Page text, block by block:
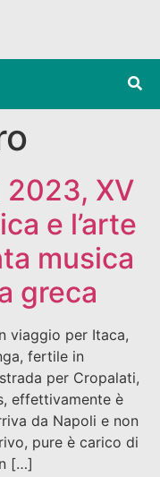
2023, XV
e l’arte
musica
greca
viaggio per Itaca,
fertile in
per Cropalati,
effettivamente è
da Napoli e non
pure è carico di
[…]